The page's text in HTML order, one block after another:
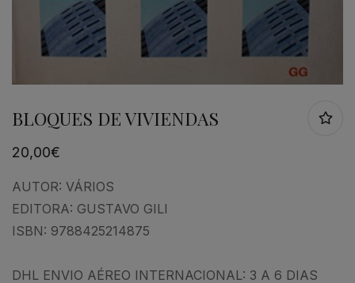
BLOQUES DE VIVIENDAS
20,00€
AUTOR: VÁRIOS
EDITORA: GUSTAVO GILI
ISBN: 9788425214875
DHL ENVIO AÉREO INTERNACIONAL: 3 A 6 DIAS